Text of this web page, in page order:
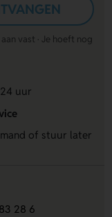
vast · Je hoeft nog
uur
of stuur later
28 6